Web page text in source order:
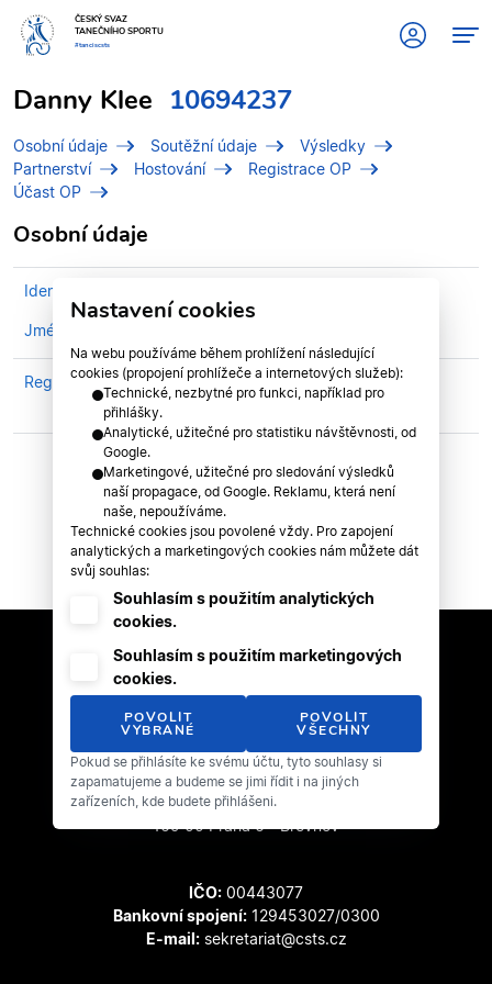
ČESKÝ SVAZ
TANEČNÍHO SPORTU
#tanciscsts
Danny Klee 10694237
Osobní údaje Soutěžní údaje
Výsledky
Partnerství
Hostování
Registrace OP
Účast OP
Osobní údaje
Identifikační číslo (IDT)
Jméno
Registrován v klubu
Taneční klub StarStep
z.s.,Třebíč
Český svaz tanečního sportu
Zátopkova 100/2
169 00 Praha 6 - Břevnov
IČO: 00443077
Bankovní spojení:129453027/0300
E-mail:sekretariat@csts.cz
Nastavení cookies
Na webu používáme během prohlížení následující
cookies (propojení prohlížeče a internetových služeb):
Technické, nezbytné pro funkci, například pro
přihlášky.
Analytické, užitečné pro statistiku návštěvnosti, od
Google.
Marketingové, užitečné pro sledování výsledků
naší propagace, od Google. Reklamu, která není
naše, nepoužíváme.
Technické cookies jsou povolené vždy. Pro zapojení
analytických a marketingových cookies nám můžete dát
svůj souhlas:
Souhlasím s použitím analytických
cookies.
Souhlasím s použitím marketingových
cookies.
POVOLIT
VYBRANÉ
POVOLIT
VŠECHNY
Pokud se přihlásíte ke svému účtu, tyto souhlasy si
zapamatujeme a budeme se jimi řídit i na jiných
zařízeních, kde budete přihlášeni.